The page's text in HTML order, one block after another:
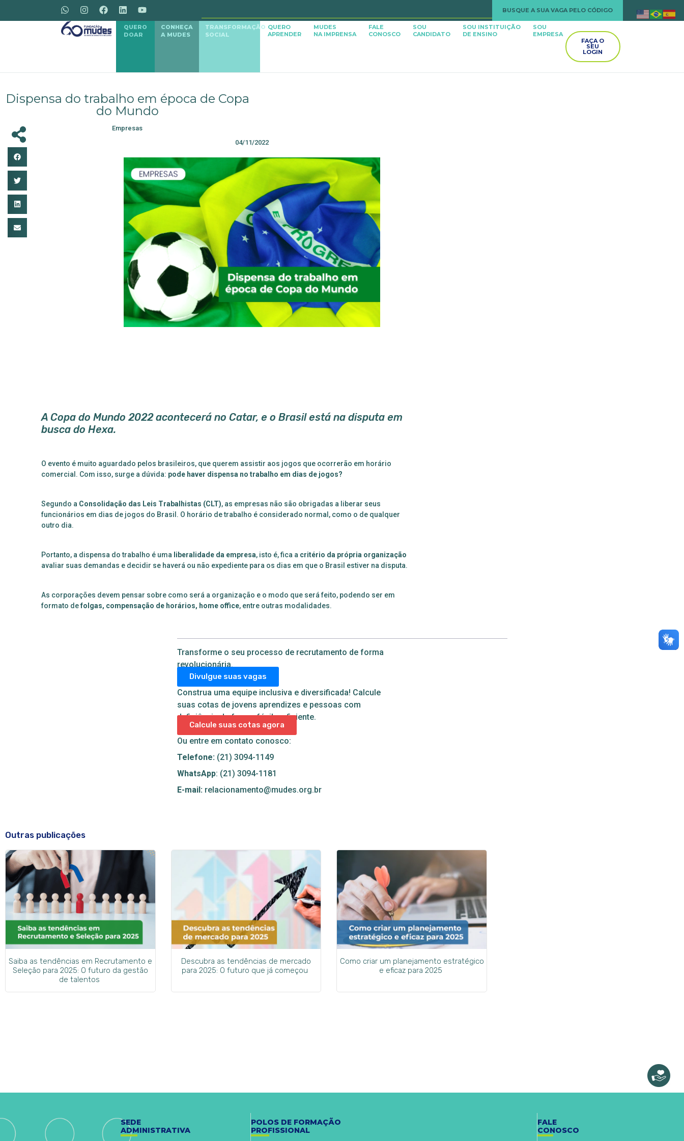
BUSQUE A SUA VAGA PELO CÓDIGO
QUERO
DOAR
CONHEÇA
A MUDES
TRANSFORMAÇÃO
SOCIAL
QUERO
APRENDER
MUDES
NA IMPRENSA
FALE
CONOSCO
SOU
CANDIDATO
SOU INSTITUIÇÃO
DE ENSINO
SOU
EMPRESA
FAÇA O
SEU
LOGIN
Dispensa do trabalho em época de Copa
do Mundo
Empresas
04/11/2022
A Copa do Mundo 2022 acontecerá no Catar, e o Brasil está na disputa em
busca do Hexa.
O evento é muito aguardado pelos brasileiros, que querem assistir aos jogos que ocorrerão em horário
comercial. Com isso, surge a dúvida: pode haver dispensa no trabalho em dias de jogos?
Segundo a Consolidação das Leis Trabalhistas (CLT), as empresas não são obrigadas a liberar seus
funcionários em dias de jogos do Brasil. O horário de trabalho é considerado normal, como o de qualquer
outro dia.
Portanto, a dispensa do trabalho é uma liberalidade da empresa, isto é, fica a critério da própria organização
avaliar suas demandas e decidir se haverá ou não expediente para os dias em que o Brasil estiver na disputa.
As corporações devem pensar sobre como será a organização e o modo que será feito, podendo ser em
formato defolgas, compensação de horários, home office, entre outras modalidades.
Transforme o seu processo de recrutamento de forma
revolucionária.
Divulgue suas vagas
Construa uma equipe inclusiva e diversificada! Calcule
suas cotas de jovens aprendizes e pessoas com
deficiência de forma fácil e eficiente.
Calcule suas cotas agora
Ou entre em contato conosco:
Telefone:(21) 3094-1149
WhatsApp: (21) 3094-1181
E-mail:relacionamento@mudes.org.br
Outras publicações
Saiba as tendências em Recrutamento e
Seleção para 2025: O futuro da gestão
de talentos
Descubra as tendências de mercado
para 2025: O futuro que já começou
Como criar um planejamento estratégico
e eficaz para 2025
SEDE
ADMINISTRATIVA
POLOS DE FORMAÇÃO
PROFISSIONAL
FALE
CONOSCO